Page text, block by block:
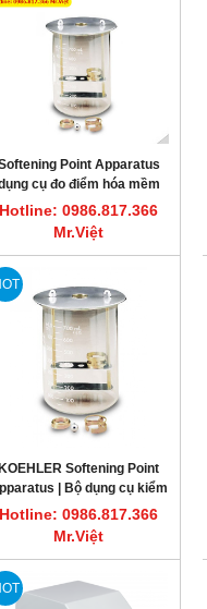
Point Apparatus
cụ đo điểm hóa mềm
K80000 Koehler
Hotline: 0986.817.366
Mr.Việt
KOEHLER Softening Point
| Bộ dụng cụ kiểm
tra điểm hóa mềm nhựa
ASTM D36
Hotline: 0986.817.366
Mr.Việt